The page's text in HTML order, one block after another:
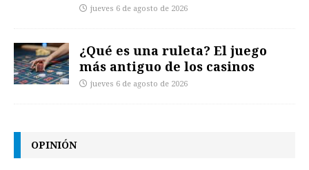
jueves 6 de agosto de 2026
¿Qué es una ruleta? El juego
más antiguo de los casinos
jueves 6 de agosto de 2026
OPINIÓN